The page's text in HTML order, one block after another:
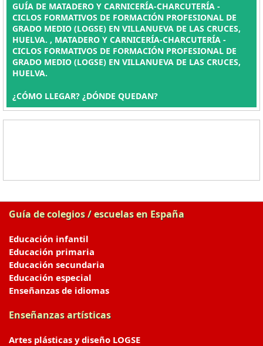
GUÍA DE MATADERO Y CARNICERÍA-CHARCUTERÍA -
CICLOS FORMATIVOS DE FORMACIÓN PROFESIONAL DE
GRADO MEDIO (LOGSE) EN VILLANUEVA DE LAS CRUCES,
HUELVA. , MATADERO Y CARNICERÍA-CHARCUTERÍA -
CICLOS FORMATIVOS DE FORMACIÓN PROFESIONAL DE
GRADO MEDIO (LOGSE) EN VILLANUEVA DE LAS CRUCES,
HUELVA.
¿CÓMO LLEGAR? ¿DÓNDE QUEDAN?
Guía de colegios / escuelas en España
Educación infantil
Educación primaria
Educación secundaria
Educación especial
Enseñanzas de idiomas
Enseñanzas artísticas
Artes plásticas y diseño LOGSE